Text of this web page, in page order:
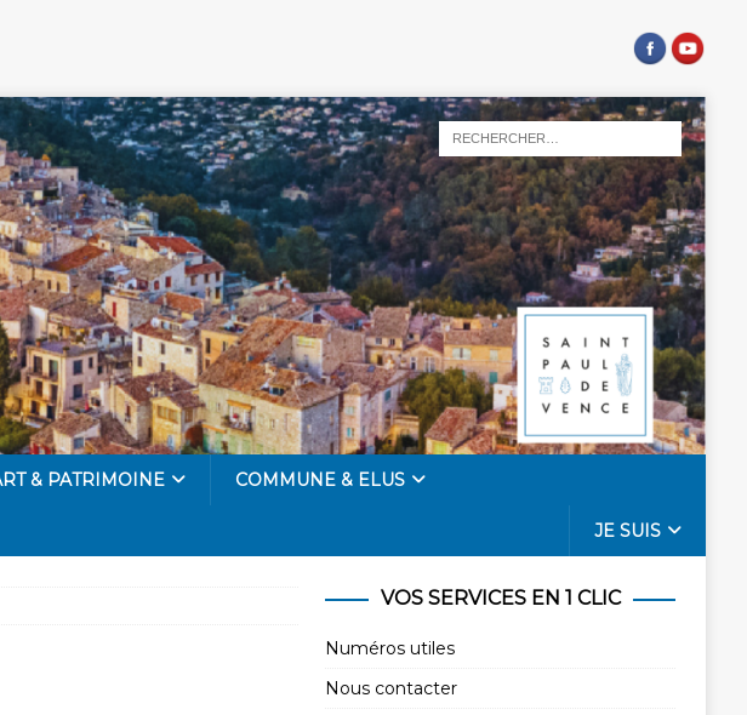
& PATRIMOINE COMMUNE & ELUS
JE SUIS
VOS SERVICES EN 1 CLIC
Numéros utiles
Nous contacter